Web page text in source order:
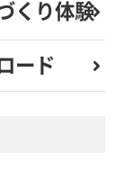
くり体験
ード